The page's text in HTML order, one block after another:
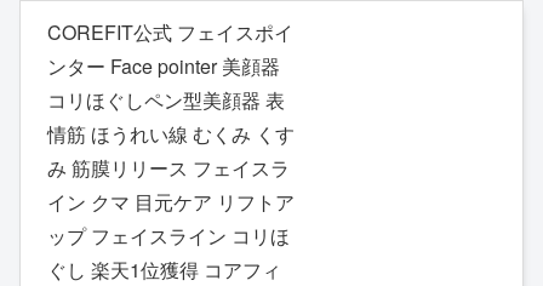
COREFIT公式 フェイスポイ
ンター Face pointer 美顔器
コリほぐしペン型美顔器 表
情筋 ほうれい線 むくみ くす
み 筋膜リリース フェイスラ
イン クマ 目元ケア リフトア
ップ フェイスライン コリほ
ぐし 楽天1位獲得 コアフィ